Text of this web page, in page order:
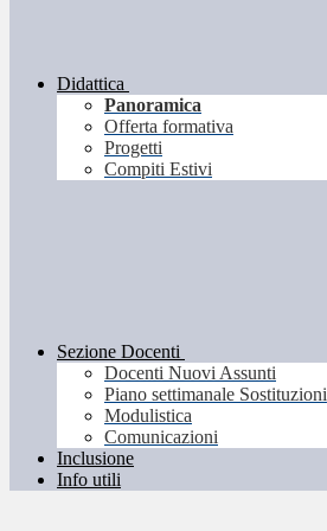
Didattica
Panoramica
Offerta formativa
Progetti
Compiti Estivi
Sezione Docenti
Docenti Nuovi Assunti
Piano settimanale Sostituzioni
Modulistica
Comunicazioni
Inclusione
Info utili